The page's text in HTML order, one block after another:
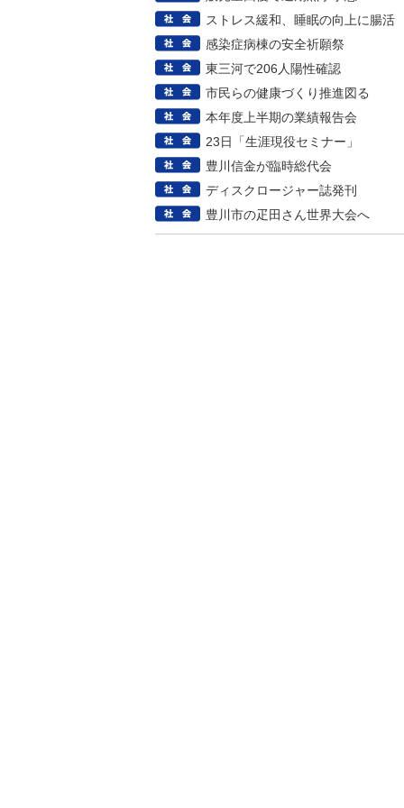
ストレス緩和、睡眠の向上に腸活
感染症病棟の安全祈願祭
東三河で206人陽性確認
市民らの健康づくり推進図る
本年度上半期の業績報告会
23日「生涯現役セミナー」
豊川信金が臨時総代会
ディスクロージャー誌発刊
豊川市の疋田さん世界大会へ